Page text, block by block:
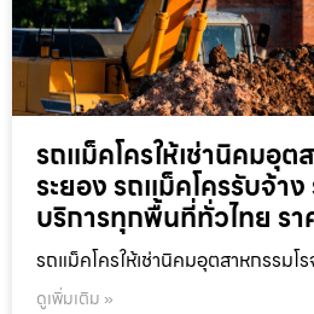
รถแม็คโครให้เช่านิคมอุต
ระยอง รถแม็คโครรับจ้าง
บริการทุกพื้นที่ทั่วไทย ร
รถแม็คโครให้เช่านิคมอุตสาหกรรมโ
ดูเพิ่มเติม »